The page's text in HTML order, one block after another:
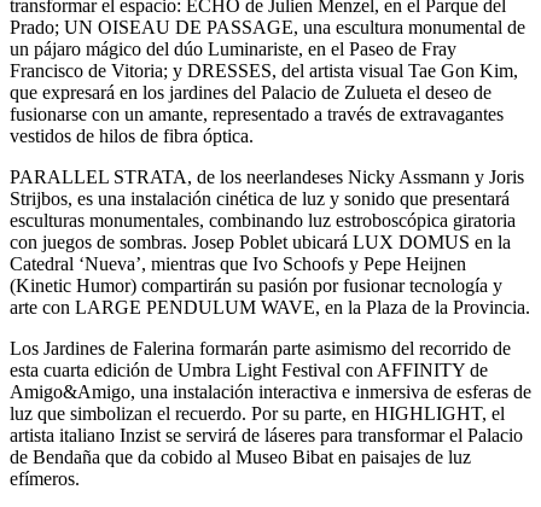
transformar el espacio: ECHO de Julien Menzel, en el Parque del
Prado; UN OISEAU DE PASSAGE, una escultura monumental de
un pájaro mágico del dúo Luminariste, en el Paseo de Fray
Francisco de Vitoria; y DRESSES, del artista visual Tae Gon Kim,
que expresará en los jardines del Palacio de Zulueta el deseo de
fusionarse con un amante, representado a través de extravagantes
vestidos de hilos de fibra óptica.
PARALLEL STRATA, de los neerlandeses Nicky Assmann y Joris
Strijbos, es una instalación cinética de luz y sonido que presentará
esculturas monumentales, combinando luz estroboscópica giratoria
con juegos de sombras. Josep Poblet ubicará LUX DOMUS en la
Catedral ‘Nueva’, mientras que Ivo Schoofs y Pepe Heijnen
(Kinetic Humor) compartirán su pasión por fusionar tecnología y
arte con LARGE PENDULUM WAVE, en la Plaza de la Provincia.
Los Jardines de Falerina formarán parte asimismo del recorrido de
esta cuarta edición de Umbra Light Festival con AFFINITY de
Amigo&Amigo, una instalación interactiva e inmersiva de esferas de
luz que simbolizan el recuerdo. Por su parte, en HIGHLIGHT, el
artista italiano Inzist se servirá de láseres para transformar el Palacio
de Bendaña que da cobido al Museo Bibat en paisajes de luz
efímeros.